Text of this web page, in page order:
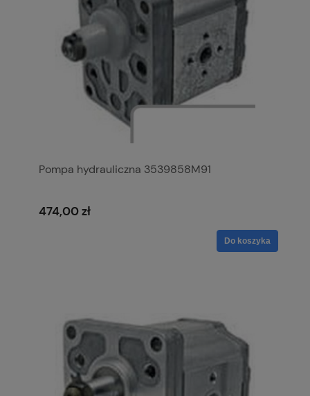
Pompa hydrauliczna 3539858M91
474,00 zł
Do koszyka